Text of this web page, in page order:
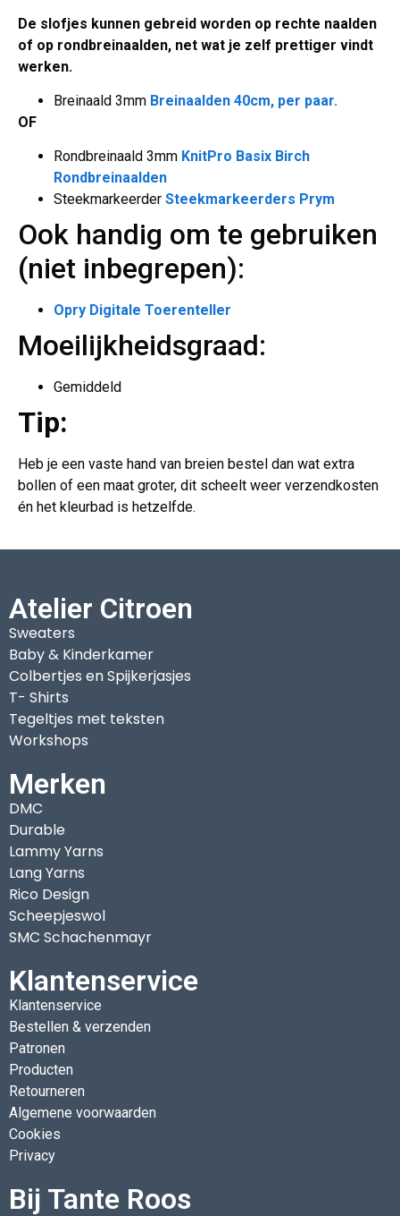
De slofjes kunnen gebreid worden op rechte naalden
of op rondbreinaalden, net wat je zelf prettiger vindt
werken.
Breinaald 3mm Breinaalden 40cm, per paar.
OF
Rondbreinaald 3mm KnitPro Basix Birch
Rondbreinaalden
Steekmarkeerder Steekmarkeerders Prym
Ook handig om te gebruiken
(niet inbegrepen):
Opry Digitale Toerenteller
Moeilijkheidsgraad:
Gemiddeld
Tip:
Heb je een vaste hand van breien bestel dan wat extra
bollen of een maat groter, dit scheelt weer verzendkosten
én het kleurbad is hetzelfde.
Atelier Citroen
Sweaters
Baby & Kinderkamer
Colbertjes en Spijkerjasjes
T- Shirts
Tegeltjes met teksten
Workshops
Merken
DMC
Durable
Lammy Yarns
Lang Yarns
Rico Design
Scheepjeswol
SMC Schachenmayr
Klantenservice
Klantenservice
Bestellen & verzenden
Patronen
Producten
Retourneren
Algemene voorwaarden
Cookies
Privacy
Bij Tante Roos